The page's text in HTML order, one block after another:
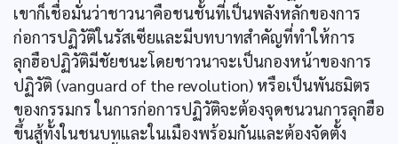
เขาก็เชื่อมั่นว่าชาวนาคือชนชั้นที่เป็นพลังหลักของการ
ก่อการปฏิวัติในรัสเซียและมีบทบาทสำคัญที่ทำให้การ
ลุกฮือปฏิวัติมีชัยชนะโดยชาวนาจะเป็นกองหน้าของการ
ปฏิวัติ (vanguard of the revolution) หรือเป็นพันธมิตร
ของกรรมกร ในการก่อการปฏิวัติจะต้องจุดชนวนการลุกฮือ
ขึ้นสู้ทั้งในชนบทและในเมืองพร้อมกันและต้องจัดตั้ง